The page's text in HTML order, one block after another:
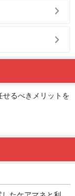
るべきメリットを